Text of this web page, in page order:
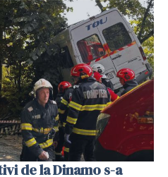
de la Dinamo s-a